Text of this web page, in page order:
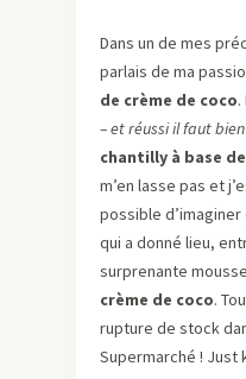
Dans un de mes
parlais de ma
de crème de coco
– et réussi il faut
chantilly à base
m’en lasse pas et
possible
qui a donné lieu,
surprenante
crème de coco.
rupture de stock
Supermarché ! Just